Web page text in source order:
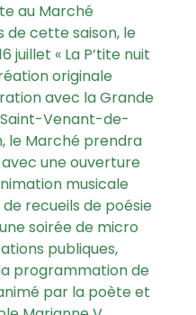
au Marché
de cette saison, le
juillet « La P’tite nuit
originale
avec la Grande
Saint-Venant-de-
le Marché prendra
une ouverture
musicale
recueils de poésie
soirée de micro
publiques,
programmation de
par la poète et